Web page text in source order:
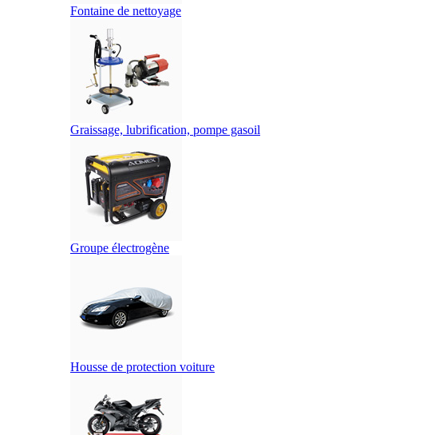
Fontaine de nettoyage
Graissage, lubrification, pompe gasoil
Groupe électrogène
Housse de protection voiture